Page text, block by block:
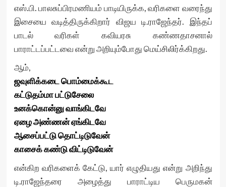
எஸ்.பி. பாலசுப்பிரமணியம் பாடியிருக்க, வரிகளை வரைந்து
இசையை வடித்திருக்கிறார் விஜய டி.ராஜேந்தர். இந்தப்
பாடல் வரிகள் கவியரசு கண்ணதாசனால்
பாராட்டப்பட்டவை என்று அறியும்போது மெய்சிலிர்க்கிறது.
ஆம்,
ஜவுளிக்கடை பொம்மைக்கூட
கட்டுதம்மா பட்டுசேலை
உனக்கொன்னு வாங்கிடவே
ஏழை அண்ணன் ஏங்கிடவே
ஆசைப்பட்டு தொட்டிடுவேன்
காசைக் கண்டு விட்டிடுவேன்
என்கிற வரிகளைக் கேட்டு, யார் எழுதியது என்று அறிந்து
டி.ராஜேந்தரை அழைத்து பாராட்டிய பெருமகன்